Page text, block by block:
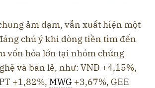
ảm đạm, vẫn xuất hiện một
chú ý khi dòng tiền tìm đến
vốn hóa lớn tại nhóm chứng
và bán lẻ, như: VND +4,15%,
+1,82%, MWG +3,67%, GEE